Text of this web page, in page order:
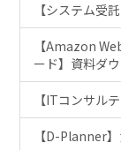
【システム受
【Amazon
ード】資料ダ
【ITコンサル
【D-Planner